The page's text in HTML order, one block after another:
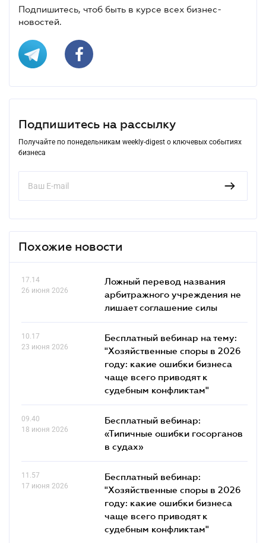
Подпишитесь, чтоб быть в курсе всех бизнес-
новостей.
Подпишитесь на рассылку
Получайте по понедельникам weekly-digest о ключевых событиях
бизнеса
Похожие новости
17.14
26 июня 2026
Ложный перевод названия
арбитражного учреждения не
лишает соглашение силы
10.17
23 июня 2026
Бесплатный вебинар на тему:
"Хозяйственные споры в 2026
году: какие ошибки бизнеса
чаще всего приводят к
судебным конфликтам"
09.40
18 июня 2026
Бесплатный вебинар:
«Типичные ошибки госорганов
в судах»
11.57
17 июня 2026
Бесплатный вебинар:
"Хозяйственные споры в 2026
году: какие ошибки бизнеса
чаще всего приводят к
судебным конфликтам"